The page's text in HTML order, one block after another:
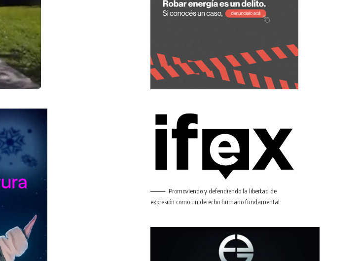
Promoviendo y defendiendo la libertad de
expresión como un derecho humano fundamental.